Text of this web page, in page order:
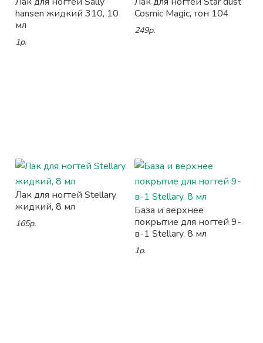
hansen жидкий 310, 10
мл
1р.
Cosmic Magic, тон 104
249р.
Лак для ногтей Stellary
жидкий, 8 мл
165р.
База и верхнее
покрытие для ногтей 9-
в-1 Stellary, 8 мл
1р.